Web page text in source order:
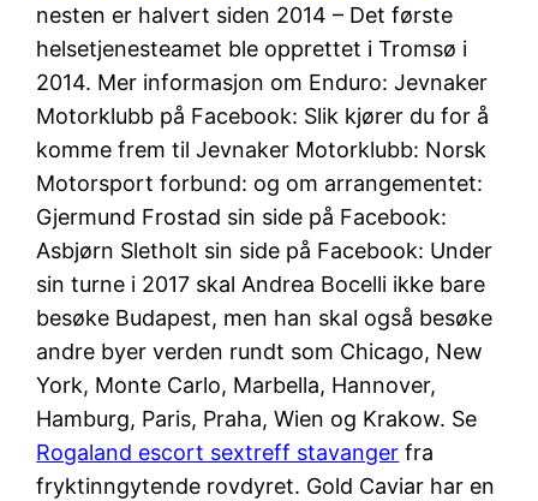
nesten er halvert siden 2014 – Det første
helsetjenesteamet ble opprettet i Tromsø i
2014. Mer informasjon om Enduro: Jevnaker
Motorklubb på Facebook: Slik kjører du for å
komme frem til Jevnaker Motorklubb: Norsk
Motorsport forbund: og om arrangementet:
Gjermund Frostad sin side på Facebook:
Asbjørn Sletholt sin side på Facebook: Under
sin turne i 2017 skal Andrea Bocelli ikke bare
besøke Budapest, men han skal også besøke
andre byer verden rundt som Chicago, New
York, Monte Carlo, Marbella, Hannover,
Hamburg, Paris, Praha, Wien og Krakow. Se
Rogaland escort sextreff stavanger fra
fryktinngytende rovdyret. Gold Caviar har en